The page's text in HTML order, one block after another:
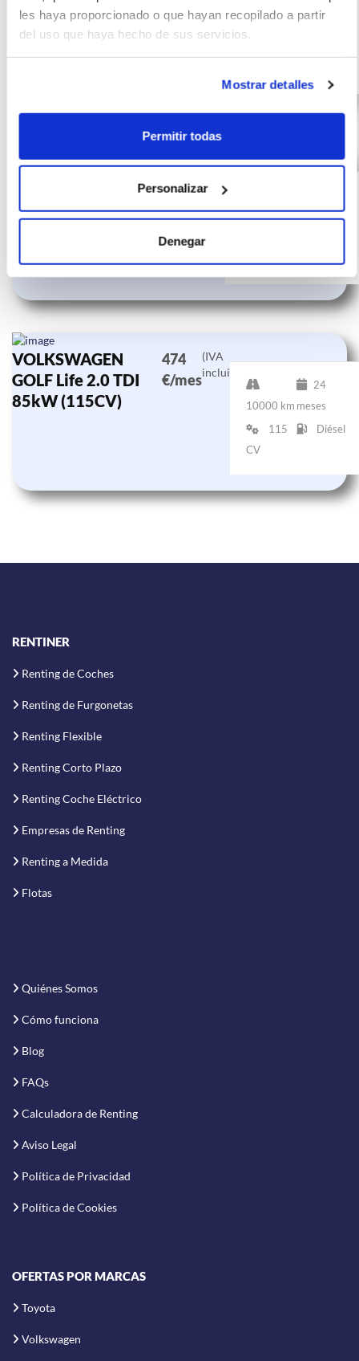
les haya proporcionado o que hayan recopilado a partir
del uso que haya hecho de sus servicios.
Mostrar detalles
Permitir todas
Personalizar
Denegar
85kW (115CV)
km
meses
VOLKSWAGEN
85kW (115CV)
398
€/mes
(IVA
incluido)
km
meses
CV
VOLKSWAGEN
GOLF Life 2.0 TDI
85kW (115CV)
474
€/mes
(IVA
incluido)
10000 km
24
meses
115
CV
Diésel
RENTINER
Renting de Coches
Renting de Furgonetas
Renting Flexible
Renting Corto Plazo
Renting Coche Eléctrico
Empresas de Renting
Renting a Medida
Flotas
Quiénes Somos
Cómo funciona
Blog
FAQs
Calculadora de Renting
Aviso Legal
Política de Privacidad
Política de Cookies
OFERTAS POR MARCAS
Toyota
Volkswagen